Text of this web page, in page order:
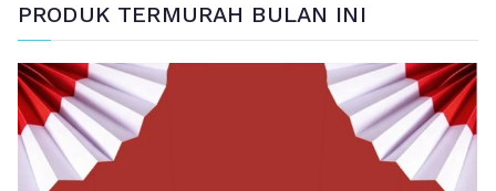
PRODUK TERMURAH BULAN INI